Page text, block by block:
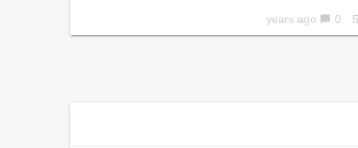
56
chat_bubble 0